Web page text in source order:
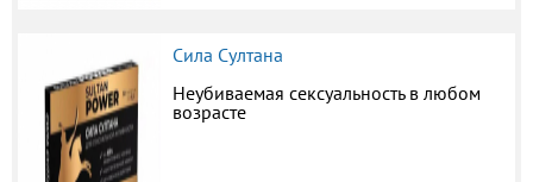
Сила Султана
Неубиваемая сексуальность в любом
возрасте